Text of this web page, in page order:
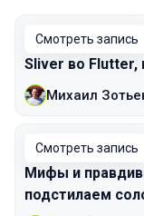
Смотреть запись
Sliver во Flutter,
Михаил
Смотреть запись
Мифы и
подстилаем